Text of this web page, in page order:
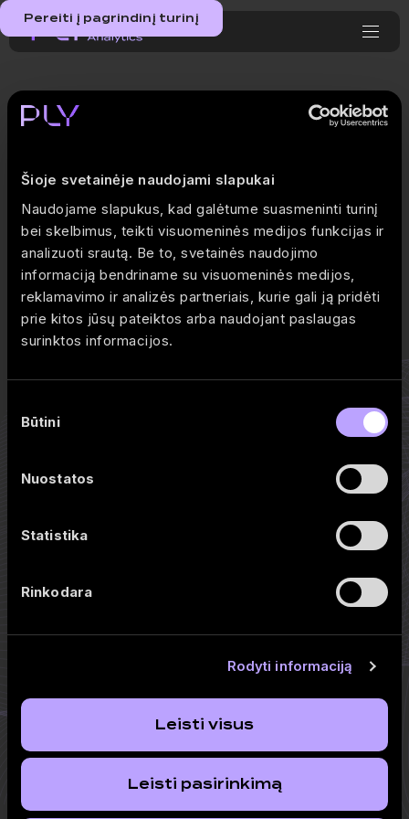
Šioje svetainėje naudojami slapukai
Naudojame slapukus, kad galėtume suasmeninti turinį
bei skelbimus, teikti visuomeninės medijos funkcijas ir
analizuoti srautą. Be to, svetainės naudojimo
informaciją bendriname su visuomeninės medijos,
reklamavimo ir analizės partneriais, kurie gali ją pridėti
prie kitos jūsų pateiktos arba naudojant paslaugas
surinktos informacijos.
pasirinkimas
Būtini
Nuostatos
Statistika
Rinkodara
Rodyti informaciją
Leisti visus
Leisti pasirinkimą
Pereiti į pagrindinį turinį
Explore practical guides, real-life use cases, and tips on using
tailored Power BI dashboards can give your company the clarity
it needs to grow.
Kuriame duomenų analitikos įrankius, padedančius priimti
Produktai
PLY Strategies
PLY Business
Dokumentai